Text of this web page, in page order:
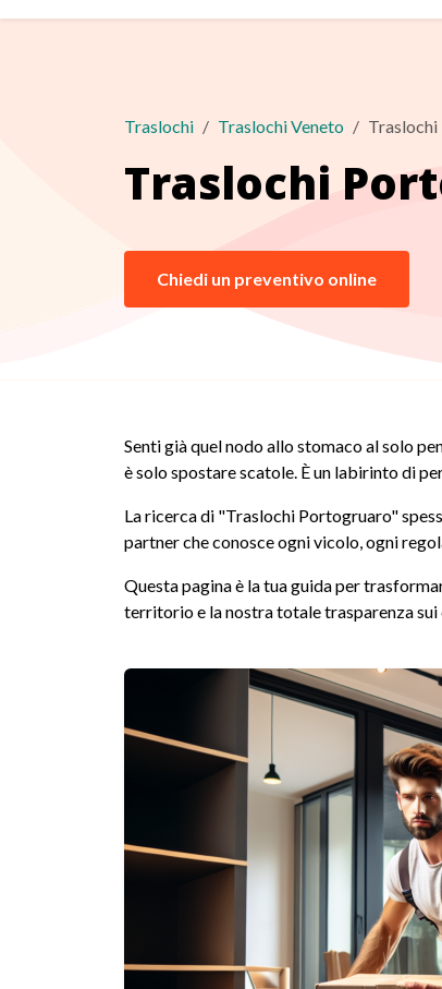
Traslochi Traslochi Veneto
Traslochi
Chiedi un preventivo online
Senti già quel nodo allo stomaco al solo
è solo spostare scatole. È un labirinto di
La ricerca di "Traslochi Portogruaro"
partner che conosce ogni vicolo, ogni
Questa pagina è la tua guida per
territorio e la nostra totale trasparenza